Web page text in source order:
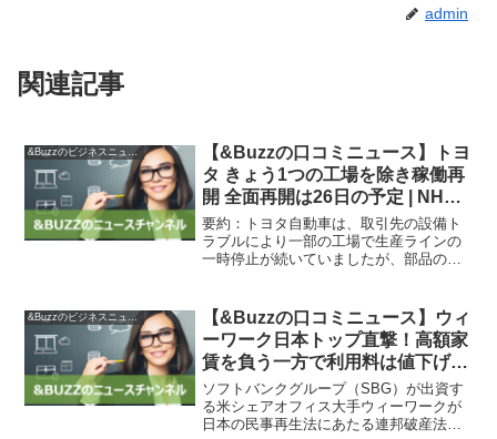
admin
関連記事
&Buzzのビジネスニュース
【&Buzzの口コミニュース】トヨ
タ きょう1つの工場を除き稼働再
開 全面再開は26日の予定 | NHK |
自動車
要約：トヨタ自動車は、取引先の設備ト
ラブルにより一部の工場で生産ラインの
一時停止が続いていましたが、部品の確
は26日になります。トヨタは、取引先の
爆発事故により部品...
&Buzzのビジネスニュース
【&Buzzの口コミニュース】ウィ
ーワーク日本トップ直撃！高額家
賃を負う一方で利用料は値下げの
事情【注目トピック再配信】 |
Editors’ Picks | ダイヤモンド・
オンライン
ソフトバンクグループ（SBG）が出資す
る米シェアオフィス大手ウィーワークが
日本の民事再生法にあたる連邦破産法第